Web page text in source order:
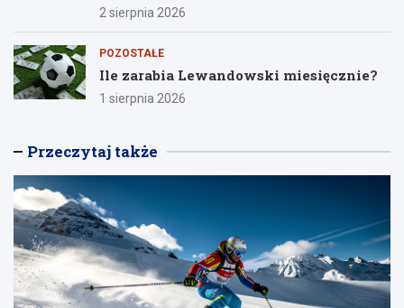
2 sierpnia 2026
POZOSTAŁE
Ile zarabia Lewandowski miesięcznie?
1 sierpnia 2026
Przeczytaj także